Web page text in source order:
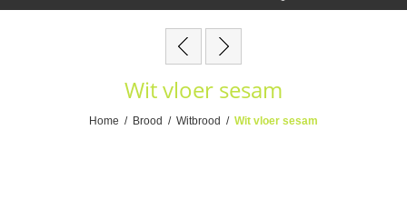
Wit vloer sesam
Home / Brood / Witbrood / Wit vloer sesam